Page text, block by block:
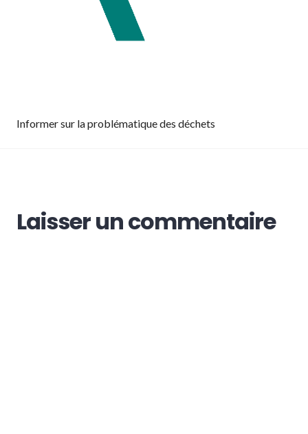
Informer sur la problématique des déchets
Laisser un commentaire